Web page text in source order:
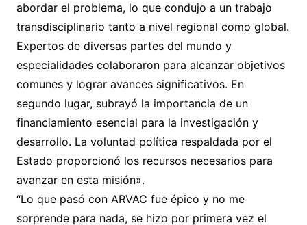
abordar el problema, lo que condujo a un trabajo
transdisciplinario tanto a nivel regional como global.
Expertos de diversas partes del mundo y
especialidades colaboraron para alcanzar objetivos
comunes y lograr avances significativos. En
segundo lugar, subrayó la importancia de un
financiamiento esencial para la investigación y
desarrollo. La voluntad política respaldada por el
Estado proporcionó los recursos necesarios para
avanzar en esta misión».
“Lo que pasó con ARVAC fue épico y no me
sorprende para nada, se hizo por primera vez el